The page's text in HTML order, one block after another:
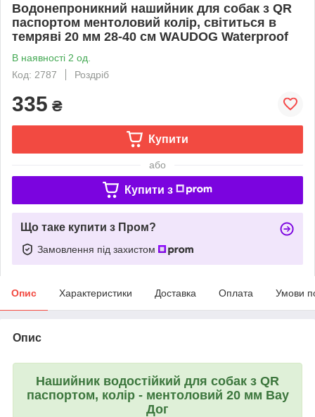
Водонепроникний нашийник для собак з QR
паспортом ментоловий колір, світиться в
темряві 20 мм 28-40 см WAUDOG Waterproof
В наявності 2 од.
Код: 2787
Роздріб
335 ₴
Купити
або
Купити з
Що таке купити з Пром?
Замовлення під захистом
Опис Характеристики Доставка Оплата Умови
Опис
Нашийник водостійкий для собак з QR
паспортом, колір - ментоловий 20 мм Вау
Дог